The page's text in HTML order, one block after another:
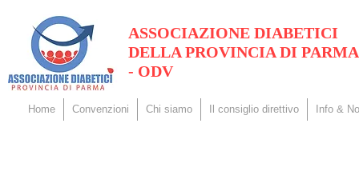
ASSOCIAZIONE DIABETICI
DELLA PROVINCIA DI PARMA
- ODV
Home Convenzioni Chi siamo Il consiglio direttivo Info &